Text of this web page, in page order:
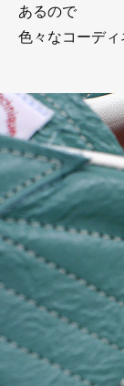
あるので
色々なコーデ